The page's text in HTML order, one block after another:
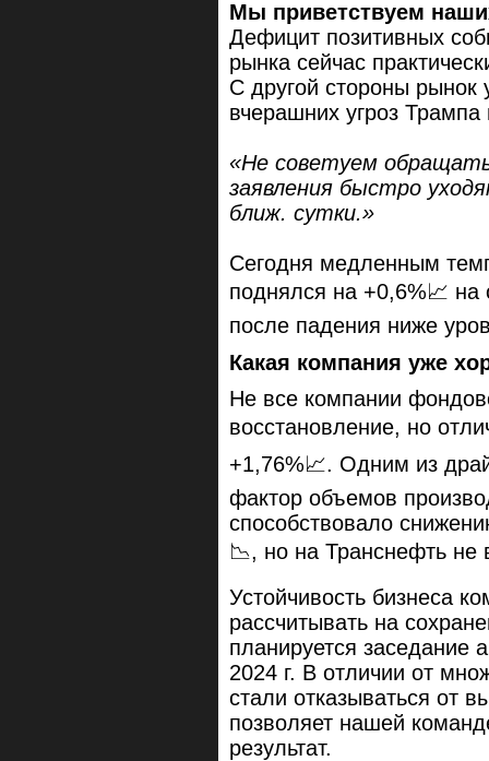
Мы приветствуем
Дефицит позитивных
рынка сейчас
С другой стороны рынок
вчерашних угроз
«Не советуем
заявления быстро
ближ. сутки.»
Сегодня медленным
поднялся на +0,6%📈 на
после падения ниже
Какая компания уже
Не все компании
восстановление, но
+1,76%📈. Одним из
фактор объемов
способствовало
📉, но на Транснефть не
Устойчивость бизнеса
рассчитывать на
планируется заседание
2024 г. В отличии от
стали отказываться от
позволяет нашей
результат.